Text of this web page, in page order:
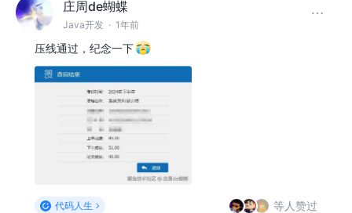
庄周de蝴蝶
Java开发 · 1年前
压线通过，纪念一下
代码人生 等人赞过